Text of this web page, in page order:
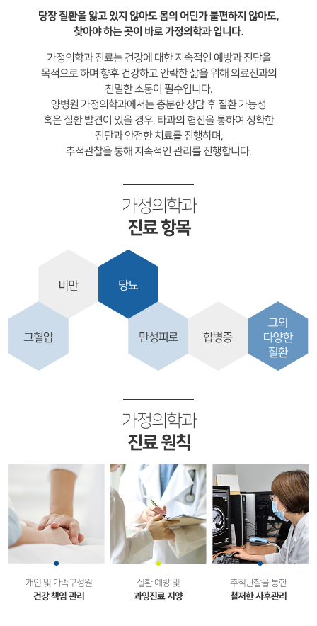
당장 질환을 앓고 있지 않아도 몸의 어딘가 불편하지 않아도,
찾아야 하는 곳이 바로 가정의학과 입니다.
가정의학과 진료는 건강에 대한 지속적인 예방과 진단을
목적으로 하며 향후 건강하고 안락한 삶을 위해 의료진과의
친밀한 소통이 필수입니다.
양병원 가정의학과에서는 충분한 상담 후 질환 가능성
혹은 질환 발견이 있을 경우, 타과의 협진을 통하여 정확한
진단과 안전한 치료를 진행하며,
추적관찰을 통해 지속적인 관리를 진행합니다.
가정의학과
진료 항목
가정의학과
진료 원칙
개인 및 가족구성원
건강 책임 관리
질환 예방 및
과잉진료 지양
추적관찰을 통한
철저한 사후관리